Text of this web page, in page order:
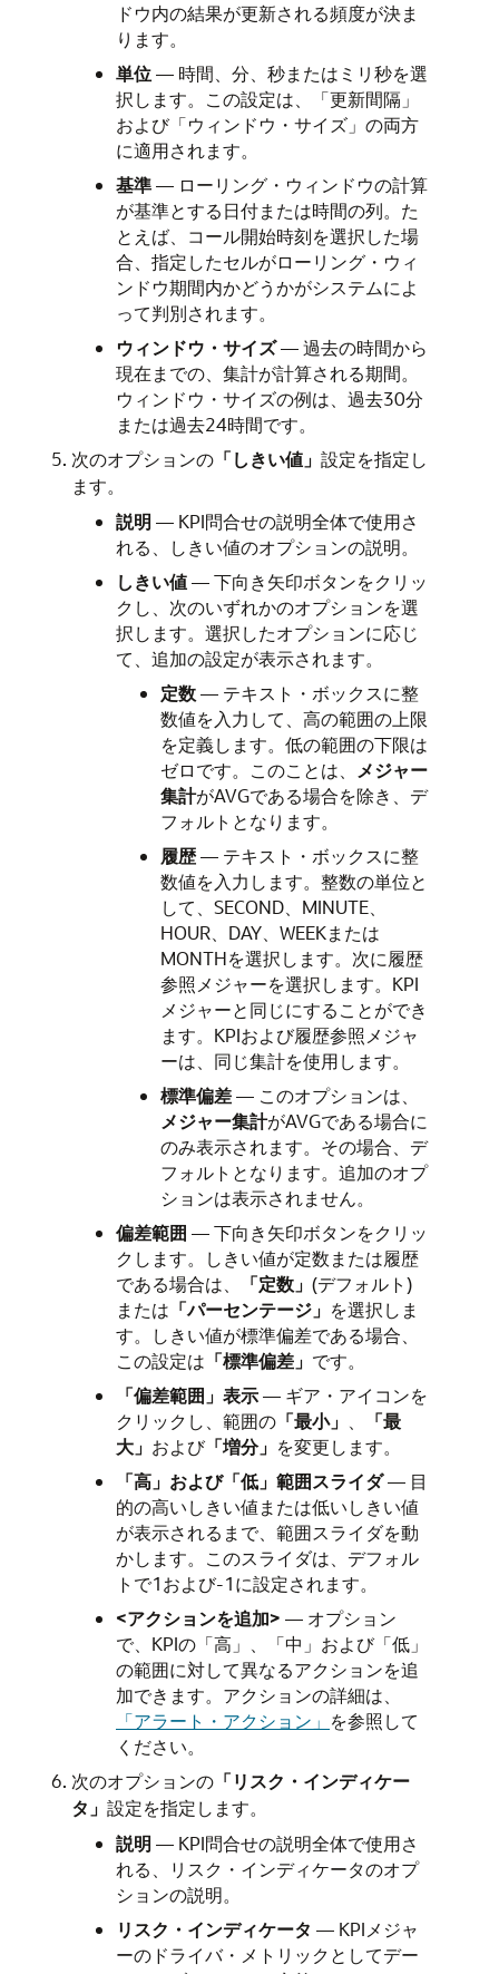
ドウ内の結果が更新される頻度が決ま
ります。
単位— 時間、分、秒またはミリ秒を選
択します。この設定は、「更新間隔」
および「ウィンドウ・サイズ」の両方
に適用されます。
基準— ローリング・ウィンドウの計算
が基準とする日付または時間の列。た
とえば、コール開始時刻を選択した場
合、指定したセルがローリング・ウィ
ンドウ期間内かどうかがシステムによ
って判別されます。
ウィンドウ・サイズ— 過去の時間から
現在までの、集計が計算される期間。
ウィンドウ・サイズの例は、過去30分
または過去24時間です。
次のオプションの 「しきい値」 設定を指定し
ます。
説明 — KPI問合せの説明全体で使用さ
れる、しきい値のオプションの説明。
しきい値— 下向き矢印ボタンをクリッ
クし、次のいずれかのオプションを選
択します。選択したオプションに応じ
て、追加の設定が表示されます。
定数— テキスト・ボックスに整
数値を入力して、高の範囲の上限
を定義します。低の範囲の下限は
ゼロです。このことは、
メジャー
集計がAVGである場合を除き、デ
フォルトとなります。
履歴— テキスト・ボックスに整
数値を入力します。整数の単位と
して、SECOND、MINUTE、
HOUR、DAY、WEEKまたは
MONTHを選択します。次に履歴
参照メジャーを選択します。KPI
メジャーと同じにすることができ
ます。KPIおよび履歴参照メジャ
ーは、同じ集計を使用します。
標準偏差— このオプションは、
メジャー集計がAVGである場合に
のみ表示されます。その場合、デ
フォルトとなります。追加のオプ
ションは表示されません。
偏差範囲 — 下向き矢印ボタンをクリッ
クします。しきい値が定数または履歴
である場合は、
「定数」 (デフォルト)
または 「パーセンテージ」 を選択しま
す。しきい値が標準偏差である場合、
この設定は 「標準偏差」 です。
「偏差範囲」表示— ギア・アイコンを
クリックし、範囲の 「最小」
「最
大」 および「増分」 を変更します。
「高」および「低」範囲スライダ— 目
的の高いしきい値または低いしきい値
が表示されるまで、範囲スライダを動
かします。このスライダは、デフォル
トで1および-1に設定されます。
<アクションを追加> — オプション
で、KPIの「高」、「中」および「低」
の範囲に対して異なるアクションを追
加できます。アクションの詳細は、
「アラート・アクション」 を参照して
ください。
次のオプションの 「リスク・インディケー
タ」 設定を指定します。
説明 — KPI問合せの説明全体で使用さ
れる、リスク・インディケータのオプ
ションの説明。
リスク・インディケータ — KPIメジャ
ーのドライバ・メトリックとしてデー